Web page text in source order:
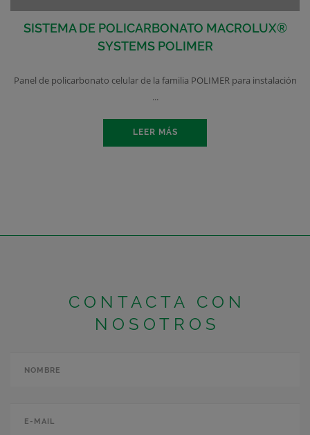
SISTEMA DE POLICARBONATO MACROLUX®
SYSTEMS POLIMER
Panel de policarbonato celular de la familia POLIMER para instalación
...
LEER MÁS
CONTACTA CON
NOSOTROS